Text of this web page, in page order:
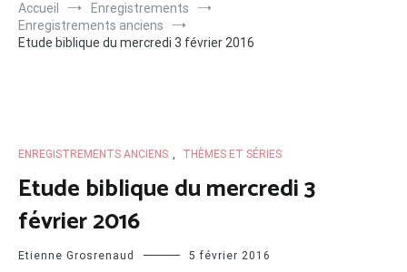
Accueil
Enregistrements
Enregistrements anciens
Etude biblique du mercredi 3 février 2016
ENREGISTREMENTS ANCIENS , THÈMES ET SÉRIES
Etude biblique du mercredi 3
février 2016
Etienne Grosrenaud 5 février 2016